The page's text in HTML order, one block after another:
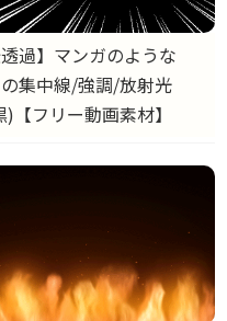
透過】マンガのような
集中線/強調/放射光
【フリー動画素材】